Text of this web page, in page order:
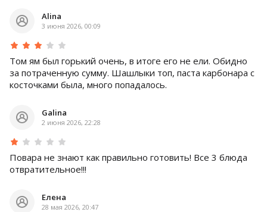
Alina
3 июня 2026, 00:09
Том ям был горький очень, в итоге его не ели. Обидно
за потраченную сумму. Шашлыки топ, паста карбонара с
косточками была, много попадалось.
Galina
2 июня 2026, 22:28
Повара не знают как правильно готовить! Все 3 блюда
отвратительное!!!
Елена
28 мая 2026, 20:47